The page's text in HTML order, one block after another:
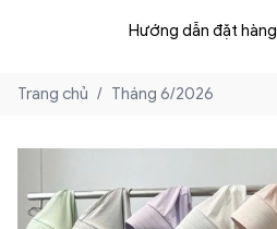
Hướng dẫn đặt hàng
Trang chủ / Tháng 6/2026